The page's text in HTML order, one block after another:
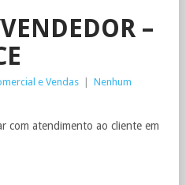
–
e Vendas
Nenhum
com atendimento ao cliente em